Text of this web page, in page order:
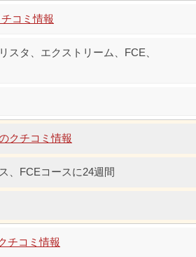
コミ情報
スタ、エクストリーム、FCE、
クチコミ情報
、FCEコースに24週間
チコミ情報